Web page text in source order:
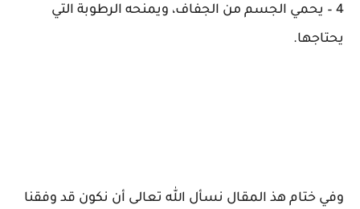
4 – يحمي الجسم من الجفاف، ويمنحه الرطوبة التي
يحتاجها.
وفي ختام هذ المقال نسأل الله تعالى أن نكون قد وفقنا